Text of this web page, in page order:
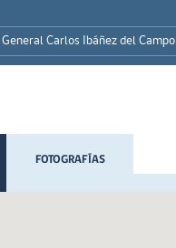
Carlos Ibáñez del Campo
FOTOGRAFÍAS